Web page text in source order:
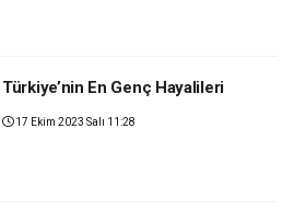
Türkiye’nin En Genç Hayalileri
17 Ekim 2023 Salı 11:28